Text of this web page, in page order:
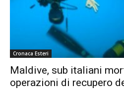
Cronaca Esteri
Maldive, sub italiani
operazioni di recupero